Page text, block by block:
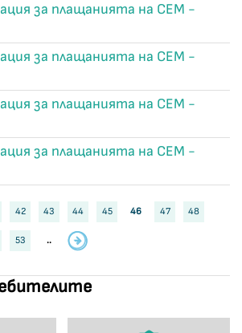
за плащанията на СЕМ -
за плащанията на СЕМ -
за плащанията на СЕМ -
за плащанията на СЕМ -
42 43 44 45 46 47 48
53 ..